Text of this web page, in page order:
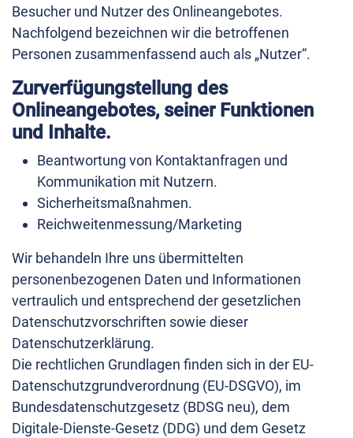
Besucher und Nutzer des Onlineangebotes.
Nachfolgend bezeichnen wir die betroffenen
Personen zusammenfassend auch als „Nutzer“.
Zurverfügungstellung des
Onlineangebotes, seiner Funktionen
und Inhalte.
Beantwortung von Kontaktanfragen und
Kommunikation mit Nutzern.
Sicherheitsmaßnahmen.
Reichweitenmessung/Marketing
Wir behandeln Ihre uns übermittelten
personenbezogenen Daten und Informationen
vertraulich und entsprechend der gesetzlichen
Datenschutzvorschriften sowie dieser
Datenschutzerklärung.
Die rechtlichen Grundlagen finden sich in der EU-
Datenschutzgrundverordnung (EU-DSGVO), im
Bundesdatenschutzgesetz (BDSG neu), dem
Digitale-Dienste-Gesetz (DDG) und dem Gesetz